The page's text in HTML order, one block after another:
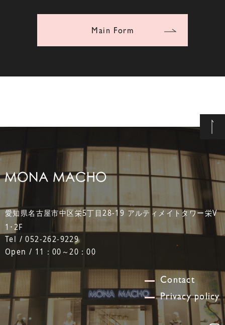
Main Form
愛知県名古屋市中区栄5丁目28-19 アルティメイトタワー栄V
1･2F
Tel / 052-262-9229
Open / 11：00～20：00
Contact
Privacy policy